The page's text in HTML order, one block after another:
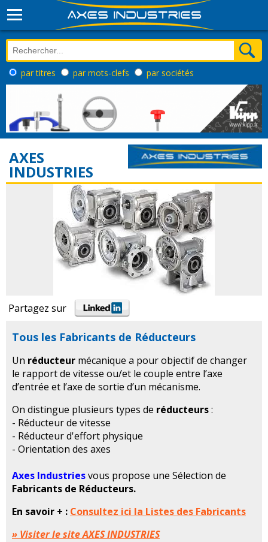
par titres par mots-clefs par sociétés
AXES
INDUSTRIES
Partagez sur
Tous les Fabricants de Réducteurs
Un réducteur mécanique a pour objectif de changer
le rapport de vitesse ou/et le couple entre l’axe
d’entrée et l’axe de sortie d’un mécanisme.
On distingue plusieurs types de réducteurs:
- Réducteur de vitesse
- Réducteur d'effort physique
- Orientation des axes
Axes Industriesvous propose une Sélection de
Fabricants de Réducteurs.
En savoir + : Consultez ici la Listes des Fabricants
» Visiter le site AXES INDUSTRIES